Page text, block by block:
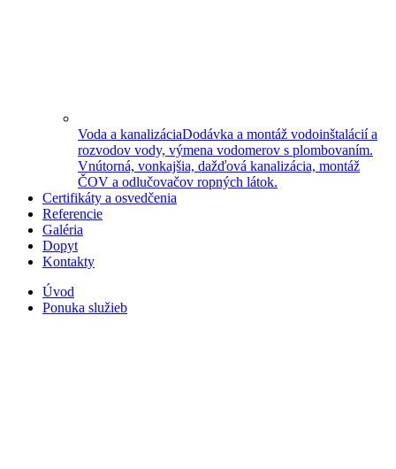
Voda a kanalizáciaDodávka a montáž vodoinštalácií a
rozvodov vody, výmena vodomerov s plombovaním.
Vnútorná, vonkajšia, dažďová kanalizácia, montáž
ČOV a odlučovačov ropných látok.
Certifikáty a osvedčenia
Referencie
Galéria
Dopyt
Kontakty
Úvod
Ponuka služieb